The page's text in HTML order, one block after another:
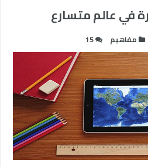
في عالم متسارع
مفاهيم 15